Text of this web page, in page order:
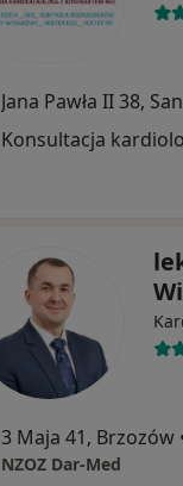
Jana Pawła II 38,
Konsultacja
3 Maja 41, Brzozów
NZOZ Dar-Med